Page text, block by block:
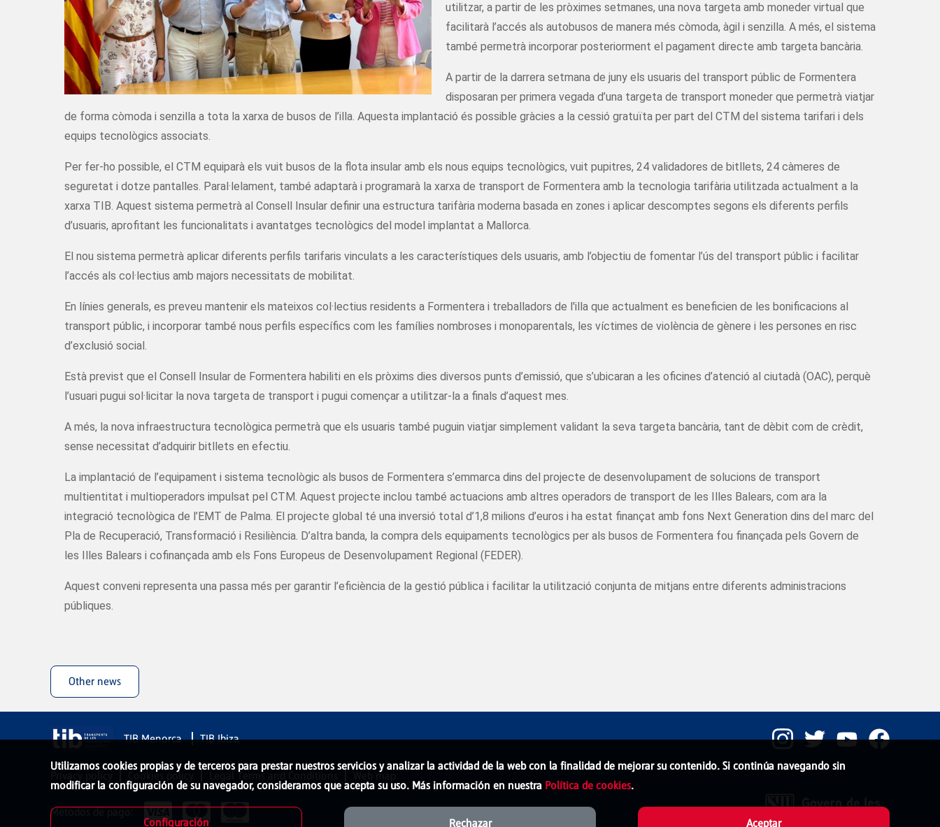
utilitzar, a partir de les pròximes setmanes, una nova targeta amb moneder virtual que
facilitarà l’accés als autobusos de manera més còmoda, àgil i senzilla. A més, el sistema
també permetrà incorporar posteriorment el pagament directe amb targeta bancària.
A partir de la darrera setmana de juny els usuaris del transport públic de Formentera
disposaran per primera vegada d’una targeta de transport moneder que permetrà viatjar
de forma còmoda i senzilla a tota la xarxa de busos de l’illa. Aquesta implantació és possible gràcies a la cessió gratuïta per part del CTM del sistema tarifari i dels
equips tecnològics associats.
Per fer-ho possible, el CTM equiparà els vuit busos de la flota insular amb els nous equips tecnològics, vuit pupitres, 24 validadores de bitllets, 24 càmeres de
seguretat i dotze pantalles. Paral·lelament, també adaptarà i programarà la xarxa de transport de Formentera amb la tecnologia tarifària utilitzada actualment a la
xarxa TIB. Aquest sistema permetrà al Consell Insular definir una estructura tarifària moderna basada en zones i aplicar descomptes segons els diferents perfils
d’usuaris, aprofitant les funcionalitats i avantatges tecnològics del model implantat a Mallorca.
El nou sistema permetrà aplicar diferents perfils tarifaris vinculats a les característiques dels usuaris, amb l’objectiu de fomentar l’ús del transport públic i facilitar
l’accés als col·lectius amb majors necessitats de mobilitat.
En línies generals, es preveu mantenir els mateixos col·lectius residents a Formentera i treballadors de l'illa que actualment es beneficien de les bonificacions al
transport públic, i incorporar també nous perfils específics com les famílies nombroses i monoparentals, les víctimes de violència de gènere i les persones en risc
d’exclusió social.
Està previst que el Consell Insular de Formentera habiliti en els pròxims dies diversos punts d’emissió, que s’ubicaran a les oficines d’atenció al ciutadà (OAC), perquè
l’usuari pugui sol·licitar la nova targeta de transport i pugui començar a utilitzar-la a finals d’aquest mes.
A més, la nova infraestructura tecnològica permetrà que els usuaris també puguin viatjar simplement validant la seva targeta bancària, tant de dèbit com de crèdit,
sense necessitat d’adquirir bitllets en efectiu.
La implantació de l’equipament i sistema tecnològic als busos de Formentera s’emmarca dins del projecte de desenvolupament de solucions de transport
multientitat i multioperadors impulsat pel CTM. Aquest projecte inclou també actuacions amb altres operadors de transport de les Illes Balears, com ara la
integració tecnològica de l’EMT de Palma. El projecte global té una inversió total d’1,8 milions d’euros i ha estat finançat amb fons Next Generation dins del marc del
Pla de Recuperació, Transformació i Resiliència. D’altra banda, la compra dels equipaments tecnològics per als busos de Formentera fou finançada pels Govern de
les Illes Balears i cofinançada amb els Fons Europeus de Desenvolupament Regional (FEDER).
Aquest conveni representa una passa més per garantir l’eficiència de la gestió pública i facilitar la utilització conjunta de mitjans entre diferents administracions
públiques.
Other news
Utilizamos cookies propias y de terceros para prestar nuestros servicios y analizar la actividad de la web con la finalidad de mejorar su contenido. Si continúa navegando sin
modificar la configuración de su navegador, consideramos que acepta su uso. Más información en nuestra Política de cookies.
Configuración Rechazar Aceptar
TIB Menorca TIB Ibiza
Cookies policy Legal Terms and Conditions Web map
Métodos de pago: